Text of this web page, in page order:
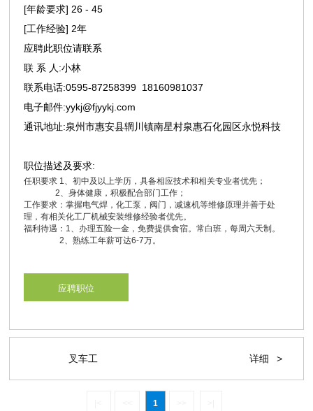
[年龄要求] 26 - 45
[工作经验] 2年
应聘此职位请联系
联 系 人:小林
联系电话:0595-87258399 18160981037
电子邮件:yykj@fjyykj.com
通讯地址:泉州市惠安县辋川镇南星村泉惠石化园区永悦科技
职位描述及要求:
任职要求 1、初中及以上学历，具备相应技术和相关专业者优先；
2、身体健康，积极配合部门工作；
工作要求：掌握电气焊，化工泵，阀门，减速机等维修原理并善于处
理，有相关化工厂机械安装维修经验者优先。
福利待遇：1、办理五险一金，免费提供食宿。常白班，每周六天制。
2、熟练工年薪可达6-7万。
应聘职位
叉车工 详细 >
1